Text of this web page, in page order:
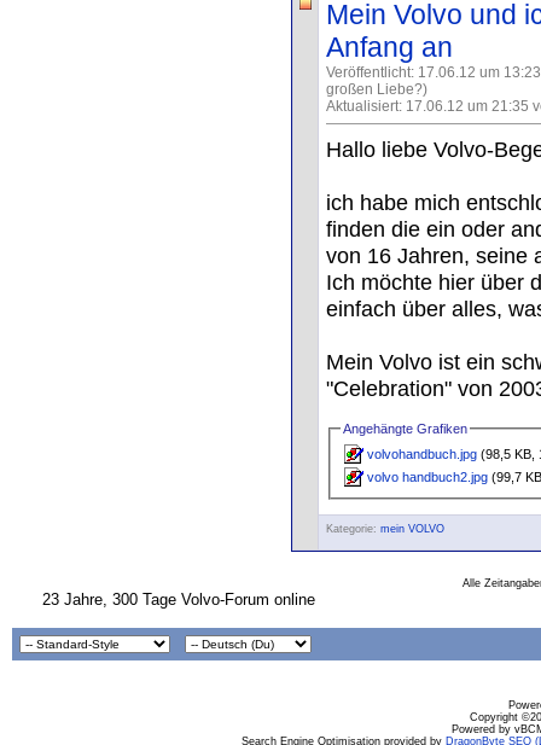
Mein Volvo und
Anfang an
Veröffentlicht: 17.06.12 um
großen Liebe?)
Aktualisiert: 17.06.12 um 21:35
Hallo liebe Volvo-
ich habe mich
finden die ein oder
von 16 Jahren, seine
Ich möchte hier über
einfach über alles,
Mein Volvo ist ein
"Celebration" von
Angehängte Grafiken
volvohandbuch.jpg (98,5 KB,
volvo handbuch2.jpg (99,7
Kategorie: mein VOLVO
Alle
23 Jahre, 300 Tage Volvo-Forum online
Copyright
Powered by
Search Engine Optimisation provided by DragonByte SEO